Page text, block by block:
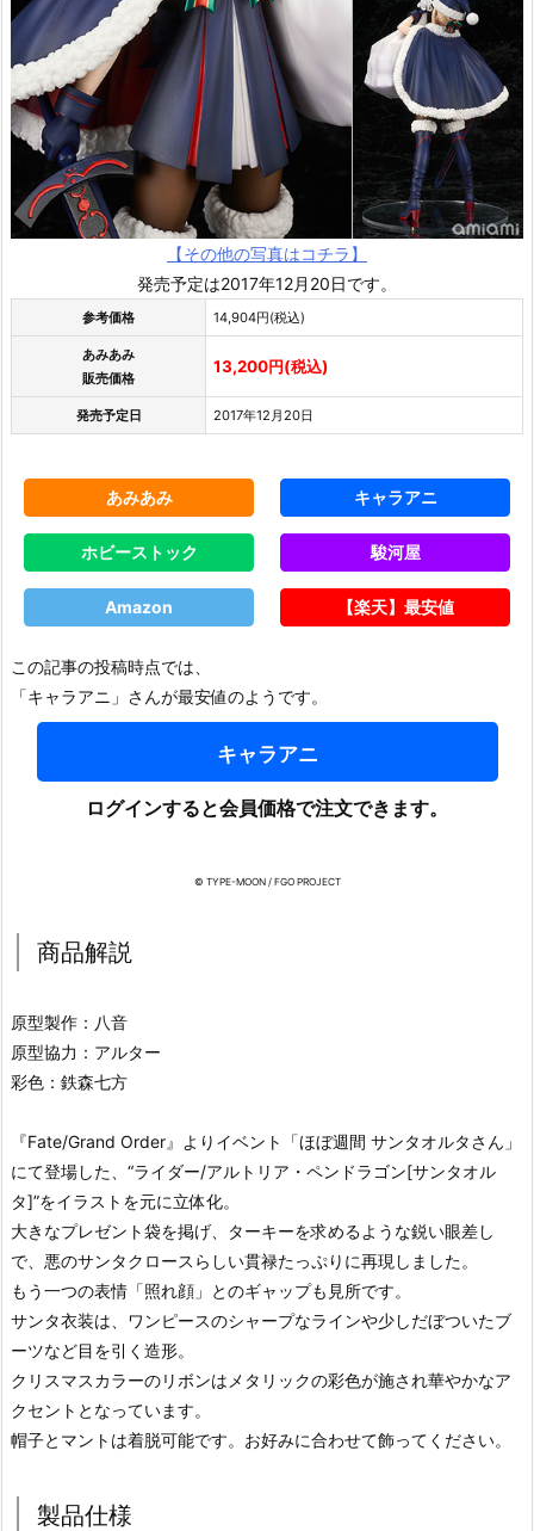
【その他の写真はコチラ】
発売予定は2017年12月20日です。
参考価格 14,904円(税込)
あみあみ
販売価格
13,200円(税込)
発売予定日 2017年12月20日
あみあみ キャラアニ
ホビーストック 駿河屋
Amazon 【楽天】最安値
この記事の投稿時点では、
「キャラアニ」さんが最安値のようです。
キャラアニ
ログインすると会員価格で注文できます。
© TYPE-MOON / FGO PROJECT
商品解説
原型製作：八音
原型協力：アルター
彩色：鉄森七方
『Fate/Grand Order』よりイベント「ほぼ週間 サンタオルタさん」
にて登場した、“ライダー/アルトリア・ペンドラゴン[サンタオル
タ]”をイラストを元に立体化。
大きなプレゼント袋を掲げ、ターキーを求めるような鋭い眼差し
で、悪のサンタクロースらしい貫禄たっぷりに再現しました。
もう一つの表情「照れ顔」とのギャップも見所です。
サンタ衣装は、ワンピースのシャープなラインや少しだぼついたブ
ーツなど目を引く造形。
クリスマスカラーのリボンはメタリックの彩色が施され華やかなア
クセントとなっています。
帽子とマントは着脱可能です。お好みに合わせて飾ってください。
製品仕様